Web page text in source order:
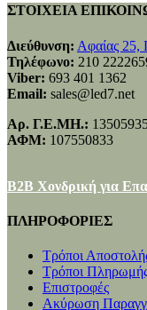
ΣΤΟΙΧΕΙΑ
Διεύθυνση: Αφαίας 25,
Τηλέφωνο: 210
Viber: 693 401 1362
Email: sales@led7.net
Αρ. Γ.Ε.ΜΗ.:
ΑΦΜ: 107550833
B2B Χονδρική για
ΠΛΗΡΟΦΟΡΙΕΣ
Τρόποι
Τρόποι
Επιστροφές
Ακύρωση